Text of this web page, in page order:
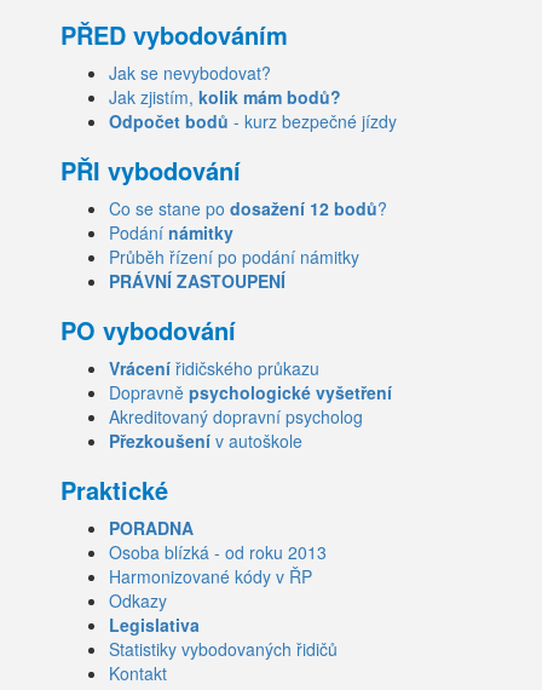
PŘED vybodováním
Jak se nevybodovat?
Jak zjistím, kolik mám bodů?
Odpočet bodů - kurz bezpečné jízdy
PŘI vybodování
Co se stane po dosažení 12 bodů?
Podání námitky
Průběh řízení po podání námitky
PRÁVNÍ ZASTOUPENÍ
PO vybodování
Vrácení řidičského průkazu
Dopravně psychologické vyšetření
Akreditovaný dopravní psycholog
Přezkoušení v autoškole
Praktické
PORADNA
Osoba blízká - od roku 2013
Harmonizované kódy v ŘP
Odkazy
Legislativa
Statistiky vybodovaných řidičů
Kontakt